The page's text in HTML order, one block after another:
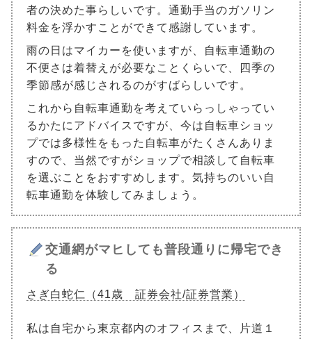
者の決めた事らしいです。通勤手当のガソリン
料金を浮かすことができて感謝しています。
雨の日はマイカーを使いますが、自転車通勤の
不便さは着替えが必要なことくらいで、四季の
季節感が感じされるのがすばらしいです。
これから自転車通勤を考えていらっしゃってい
るかたにアドバイスですが、今は自転車ショッ
プでは多様性をもった自転車がたくさんありま
すので、当然ですがショップで相談して自転車
を選ぶことをおすすめします。気持ちのいい自
転車通勤を体験してみましょう。
交通網がマヒしても普段通りに帰宅でき
る
さぎ白蛇仁（41歳 証券会社/証券営業）
私は自宅から東京都内のオフィスまで、片道１